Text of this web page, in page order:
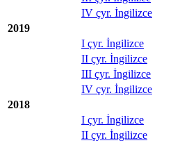
IV çyr. İngilizce
2019
I çyr. İngilizce
II çyr. İngilizce
III çyr. İngilizce
IV çyr. İngilizce
2018
I çyr. İngilizce
II çyr. İngilizce